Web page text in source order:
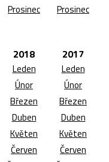
Prosinec
Prosinec
2018
Leden
Únor
Březen
Duben
Květen
Červen
2017
Leden
Únor
Březen
Duben
Květen
Červen